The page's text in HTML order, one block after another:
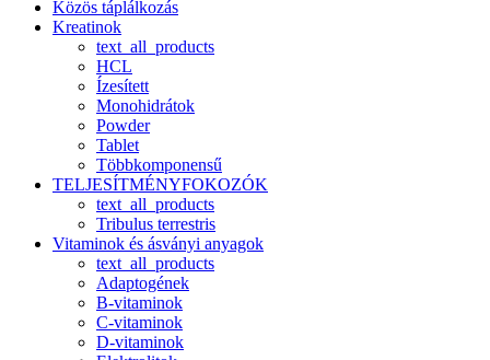
Közös táplálkozás
Kreatinok
text_all_products
HCL
Ízesített
Monohidrátok
Powder
Tablet
Többkomponensű
TELJESÍTMÉNYFOKOZÓK
text_all_products
Tribulus terrestris
Vitaminok és ásványi anyagok
text_all_products
Adaptogének
B-vitaminok
C-vitaminok
D-vitaminok